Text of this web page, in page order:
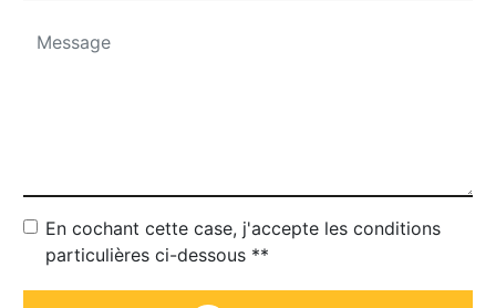
En cochant cette case, j'accepte les conditions
particulières ci-dessous **